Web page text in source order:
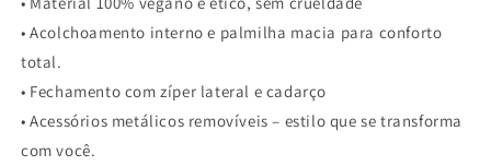
• Acolchoamento interno e palmilha macia para conforto
total.
• Fechamento com zíper lateral e cadarço
• Acessórios metálicos removíveis – estilo que se transforma
com você.